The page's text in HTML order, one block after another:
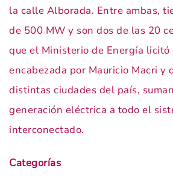
la calle Alborada. Entre ambas,
de 500 MW y son dos de las 20
que el Ministerio de Energía
encabezada por Mauricio Macri y
distintas ciudades del país,
generación eléctrica a todo el
interconectado.
Categorías